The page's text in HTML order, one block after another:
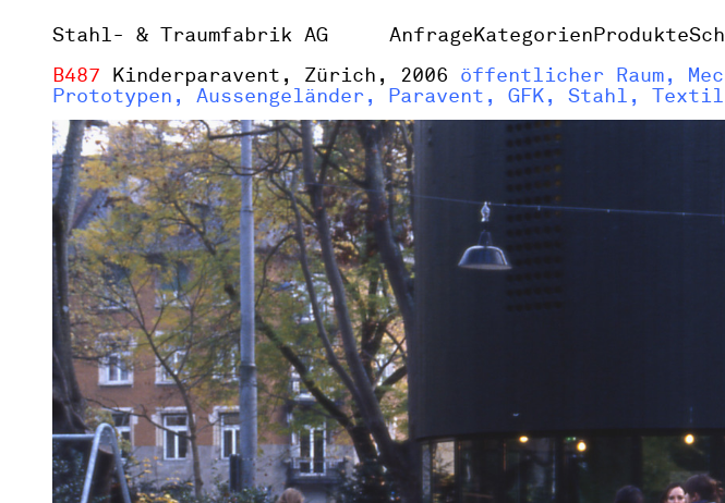
Stahl- & Traumfabrik AG AnfrageKategorienProdukte
B487 Kinderparavent, Zürich, 2006 öffentlicher Raum,
Prototypen, Aussengeländer, Paravent, GFK, Stahl,